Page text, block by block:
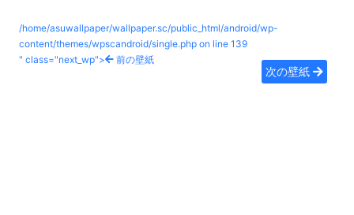
/home/asuwallpaper/wallpaper.sc/public_html/android/wp-
content/themes/wpscandroid/single.php on line 139
" class="next_wp">
前の壁紙
次の壁紙